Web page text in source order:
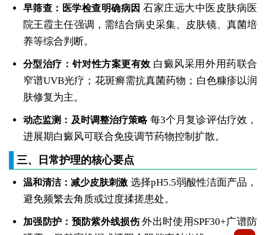
早筛查：医学检查明确病因 石家庄远大中医皮肤病医
院王霞主任强调，需结合病史采集、皮肤镜、真菌培
养等综合判断。
分型治疗：针对性方案更有效 白癜风采用外用药联合
窄谱UVB光疗；花斑癣需抗真菌药物；白色糠疹以润
肤修复为主。
动态监测：及时调整治疗策略每3个月复诊评估疗效，
进展期白癜风可联合免疫调节药物控制扩散。
三、日常护理的核心要点
温和清洁：减少皮肤刺激 选择pH5.5弱酸性洁面产品，
避免频繁去角质或过度揉搓患处。
加强防护：预防紫外线损伤外出时使用SPF30+广谱防